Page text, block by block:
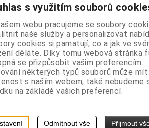
Dodání dny:skladem
s využitím souborů
webu pracujeme se soubory
naše služby a personalizovat
cookies si pamatují, co a jak ve
děláte. Díky tomu webová stránka
se přizpůsobit vašim preferencím.
některých typů souborů může
s naším webem, také nebudeme
na základě vašich preferencí.
Odmítnout vše Přijmout